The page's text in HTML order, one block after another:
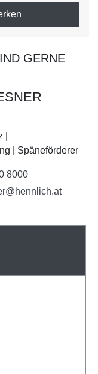
GERNE
| Späneförderer
8000